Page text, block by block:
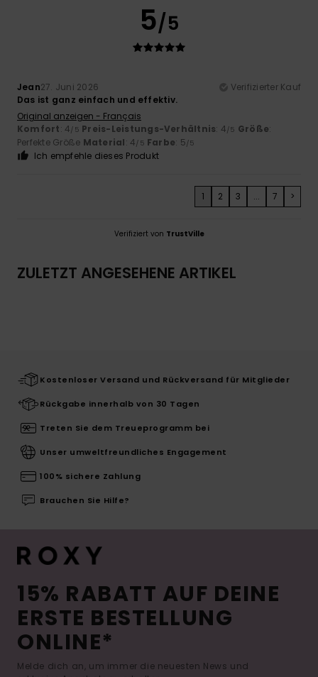
5/5
Jean27. Juni 2026
Verifizierter Kauf
Das ist ganz einfach und effektiv.
Original anzeigen - Français
Komfort: 4/5 Preis-Leistungs-Verhältnis: 4/5 Größe:
Perfekte Größe Material: 4/5 Farbe: 5/5
Ich empfehle dieses Produkt
1 2 3 ... 7 >
Verifiziert von TrustVille
ZULETZT ANGESEHENE ARTIKEL
Kostenloser Versand und Rückversand für Mitglieder
Rückgabe innerhalb von 30 Tagen
Treten Sie dem Treueprogramm bei
Unser umweltfreundliches Engagement
100% sichere Zahlung
Brauchen Sie Hilfe?
15% RABATT AUF DEINE
ERSTE BESTELLUNG
ONLINE*
Melde dich an, um immer die neuesten News und